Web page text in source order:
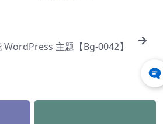
主题【Bg-0042】